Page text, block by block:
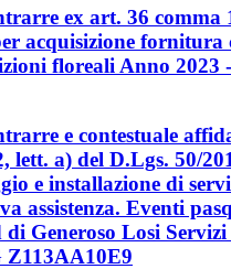
ex art. 36 comma
acquisizione fornitura
floreali Anno 2023
e contestuale
lett. a) del D.Lgs. 50/
e installazione di
assistenza. Eventi
Generoso Losi Servizi
Z113AA10E9